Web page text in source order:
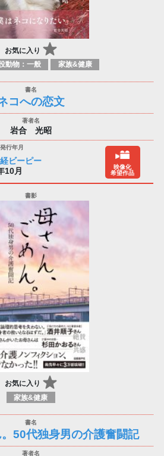
お気に入り
動物：一般 家族&健康
コへの恋文
岩合 光昭
ビーピー
10月
映像化
希望作品
お気に入り
家族&健康
50代独身男の介護奮闘記